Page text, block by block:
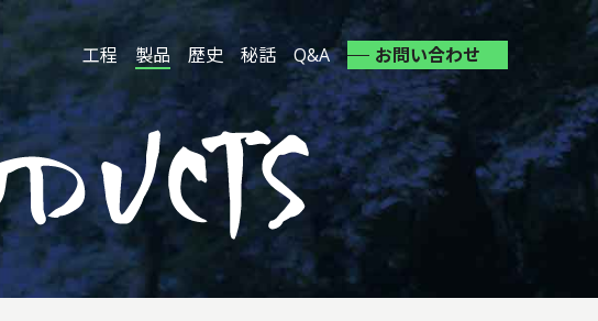
工程 製品 歴史 秘話 Q&A お問い合わせ